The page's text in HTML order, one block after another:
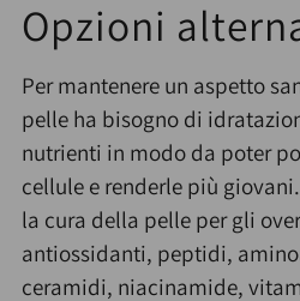
Opzioni
Per mantenere un aspetto
pelle ha bisogno di
nutrienti in modo da poter
cellule e renderle più
la cura della pelle per gli
antiossidanti, peptidi,
ceramidi, niacinamide,